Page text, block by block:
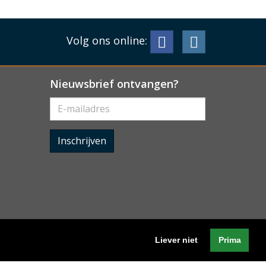
Liever niet Prima
Volg ons online:
Nieuwsbrief ontvangen?
Inschrijven
Privacyverklaring